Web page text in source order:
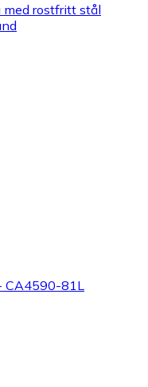
med rostfritt stål
CA4590-81L